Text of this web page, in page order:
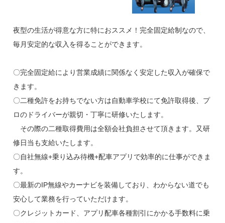
夜型の生活が得意な方に特におススメ！完全固定給制なので、
毎月安定的な収入を得ることができます。
〇完全固定給により営業成績に関係なく安定した収入が確保で
きます。
〇二種免許をお持ちでない方は自動車学校にて免許取得後、プ
ロのドライバーが親切・丁寧に研修いたします。
その際の二種取得費用は全額会社負担させて頂きます。又研
修日当も支給いたします。
〇自社無線+乗り込み待機+配車アプリで効率的に仕事ができま
す。
〇最新のIP無線やカーナビを装備しており、わからない道でも
安心して業務を行っていただけます。
〇クレジットカード、アプリ配車各種割引にかかる手数料に乗